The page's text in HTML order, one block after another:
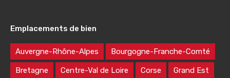
Emplacements de bien
Auvergne-Rhône-Alpes Bourgogne-Franche-Comté
Bretagne Centre-Val de Loire Corse Grand Est